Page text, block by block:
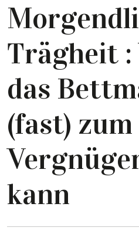
Trägheit :
das
(fast) zum
kann